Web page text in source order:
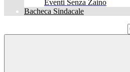
Eventi Senza Zaino
Bacheca Sindacale